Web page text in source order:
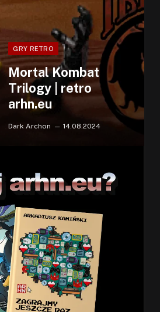
GRY RETRO
Mortal Kombat
Trilogy | retro
arhn.eu
Dark Archon 14.08.2024